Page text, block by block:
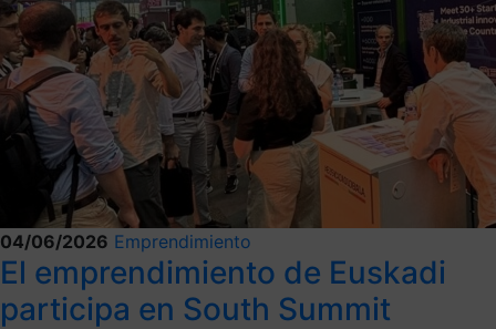
04/06/2026 Emprendimiento
El emprendimiento de Euskadi
participa en South Summit